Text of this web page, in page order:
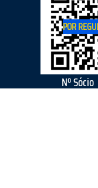
Nº Sócio
POR